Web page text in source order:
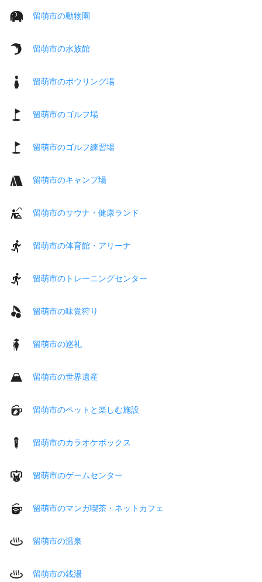
留萌市の動物園
留萌市の水族館
留萌市のボウリング場
留萌市のゴルフ場
留萌市のゴルフ練習場
留萌市のキャンプ場
留萌市のサウナ・健康ランド
留萌市の体育館・アリーナ
留萌市のトレーニングセンター
留萌市の味覚狩り
留萌市の巡礼
留萌市の世界遺産
留萌市のペットと楽しむ施設
留萌市のカラオケボックス
留萌市のゲームセンター
留萌市のマンガ喫茶・ネットカフェ
留萌市の温泉
留萌市の銭湯